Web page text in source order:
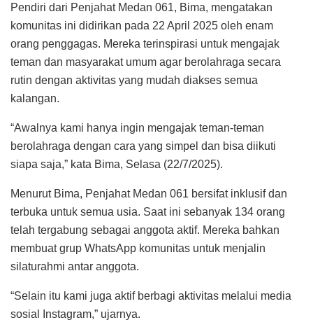
Pendiri dari Penjahat Medan 061, Bima, mengatakan
komunitas ini didirikan pada 22 April 2025 oleh enam
orang penggagas. Mereka terinspirasi untuk mengajak
teman dan masyarakat umum agar berolahraga secara
rutin dengan aktivitas yang mudah diakses semua
kalangan.
“Awalnya kami hanya ingin mengajak teman-teman
berolahraga dengan cara yang simpel dan bisa diikuti
siapa saja,” kata Bima, Selasa (22/7/2025).
Menurut Bima, Penjahat Medan 061 bersifat inklusif dan
terbuka untuk semua usia. Saat ini sebanyak 134 orang
telah tergabung sebagai anggota aktif. Mereka bahkan
membuat grup WhatsApp komunitas untuk menjalin
silaturahmi antar anggota.
“Selain itu kami juga aktif berbagi aktivitas melalui media
sosial Instagram,” ujarnya.